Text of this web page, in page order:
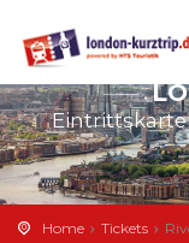
Home Tickets